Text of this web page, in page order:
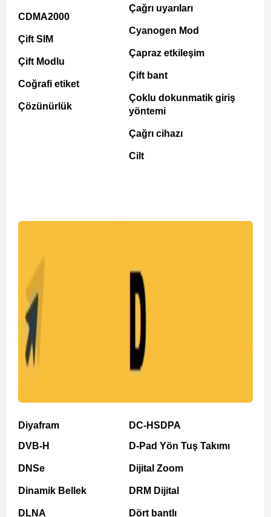
CDMA2000
Çift SIM
Çift Modlu
Coğrafi etiket
Çözünürlük
Çağrı uyarıları
Cyanogen Mod
Çapraz etkileşim
Çift bant
Çoklu dokunmatik giriş
yöntemi
Çağrı cihazı
Cilt
Diyafram
DVB-H
DNSe
Dinamik Bellek
DLNA
DC-HSDPA
D-Pad Yön Tuş Takımı
Dijital Zoom
DRM Dijital
Dört bantlı